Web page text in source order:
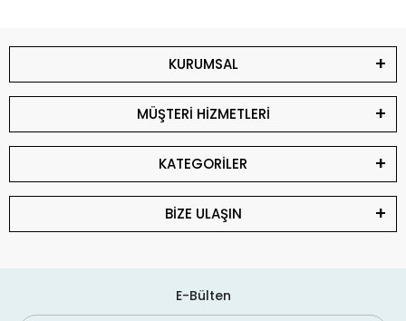
KURUMSAL
MÜŞTERİ HİZMETLERİ
KATEGORİLER
BİZE ULAŞIN
E-Bülten